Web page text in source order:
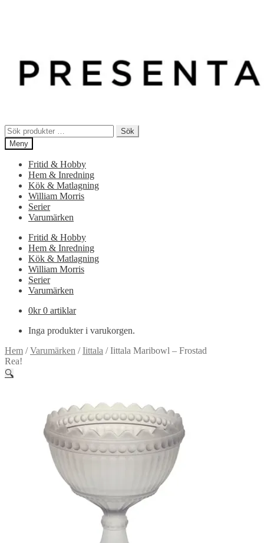
Sök
efter:
Sök
Meny
Fritid & Hobby
Hem & Inredning
Kök & Matlagning
William Morris
Serier
Varumärken
Fritid & Hobby
Hem & Inredning
Kök & Matlagning
William Morris
Serier
Varumärken
0kr 0 artiklar
Inga produkter i varukorgen.
Hem /Varumärken /Iittala /Iittala Maribowl – Frostad
Rea!
🔍